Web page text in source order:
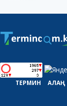
ТЕРМИН АЛАҢ